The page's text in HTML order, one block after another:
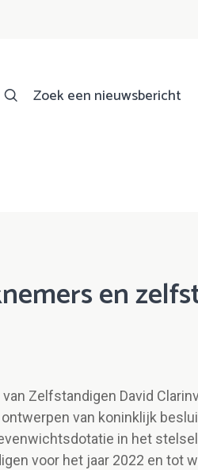
Zoek een nieuwsbericht
en
Zelfstandigen David
van koninklijk
in het
voor het jaar 2022 en tot